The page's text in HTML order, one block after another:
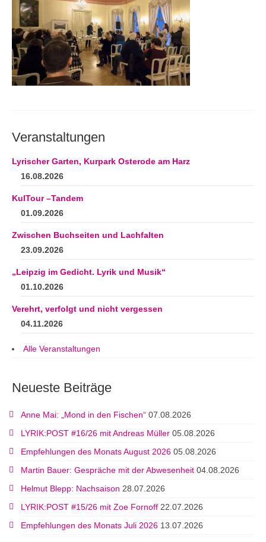
Neuerscheinungen von Mitgliedern
Ausschreibungen
Leipziger Lyrikbibliothek
Veranstaltungen
Lyrischer Garten, Kurpark Osterode am Harz
16.08.2026
KulTour –Tandem
01.09.2026
Zwischen Buchseiten und Lachfalten
23.09.2026
„Leipzig im Gedicht. Lyrik und Musik“
01.10.2026
Verehrt, verfolgt und nicht vergessen
04.11.2026
Alle Veranstaltungen
Neueste Beiträge
Anne Mai: „Mond in den Fischen“ 07.08.2026
LYRIK:POST #16/26 mit Andreas Müller 05.08.2026
Empfehlungen des Monats August 2026 05.08.2026
Martin Bauer: Gespräche mit der Abwesenheit 04.08.2026
Helmut Blepp: Nachsaison 28.07.2026
LYRIK:POST #15/26 mit Zoe Fornoff 22.07.2026
Empfehlungen des Monats Juli 2026 13.07.2026